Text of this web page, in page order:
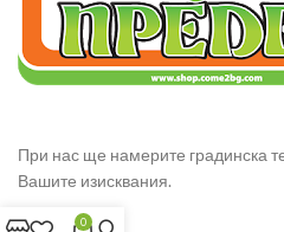
При нас ще намерите градинска
Вашите изисквания.
0